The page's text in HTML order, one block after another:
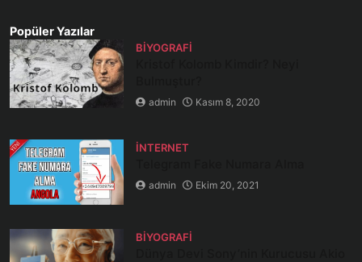
Popüler Yazılar
BIYOGRAFI
admin Kasım 8, 2020
İNTERNET
admin Ekim 20, 2021
BIYOGRAFI